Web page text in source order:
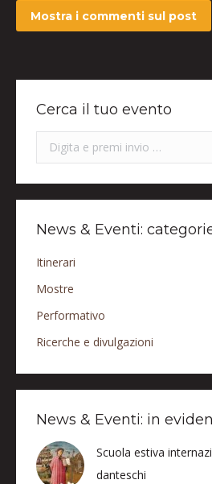
Mostra i commenti sul post
Cerca il tuo evento
Search:
News & Eventi:
Itinerari
Mostre
Performativo
Ricerche e divulgazioni
News & Eventi: in
Scuola estiva
danteschi